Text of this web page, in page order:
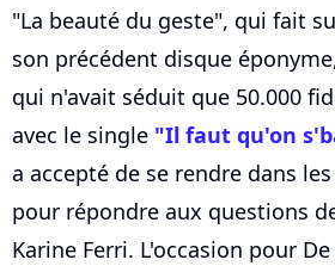
"La beauté du geste", qui fait
son précédent disque
qui n'avait séduit que 50.000
avec le single "Il faut qu'on
a accepté de se rendre dans
pour répondre aux questions
Karine Ferri. L'occasion pour